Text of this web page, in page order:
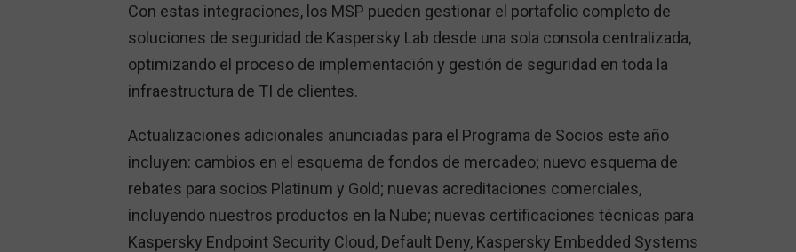
Con estas integraciones, los MSP pueden gestionar el portafolio completo de
soluciones de seguridad de Kaspersky Lab desde una sola consola centralizada,
optimizando el proceso de implementación y gestión de seguridad en toda la
infraestructura de TI de clientes.
Actualizaciones adicionales anunciadas para el Programa de Socios este año
incluyen: cambios en el esquema de fondos de mercadeo; nuevo esquema de
rebates para socios Platinum y Gold; nuevas acreditaciones comerciales,
incluyendo nuestros productos en la Nube; nuevas certificaciones técnicas para
Kaspersky Endpoint Security Cloud, Default Deny, Kaspersky Embedded Systems